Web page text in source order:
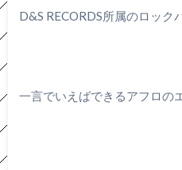
D&S RECORDS所属のロック
一言でいえばできるアフロの